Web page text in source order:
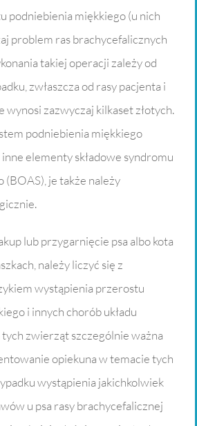
podniebienia miękkiego (u nich
problem ras brachycefalicznych
takiej operacji zależy od
zwłaszcza od rasy pacjenta i
wynosi zazwyczaj kilkaset złotych.
podniebienia miękkiego
elementy składowe syndromu
(BOAS), je także należy
lub przygarnięcie psa albo kota
należy liczyć się z
wystąpienia przerostu
i innych chorób układu
zwierząt szczególnie ważna
opiekuna w temacie tych
wystąpienia jakichkolwiek
u psa rasy brachycefalicznej